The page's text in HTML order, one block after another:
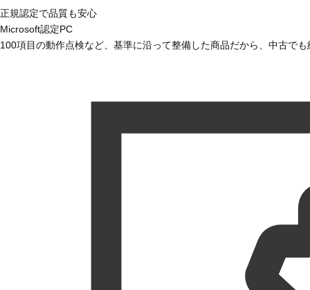
正規認定で品質も安心
Microsoft認定PC
100項目の動作点検など、基準に沿って整備した商品だから、中古で